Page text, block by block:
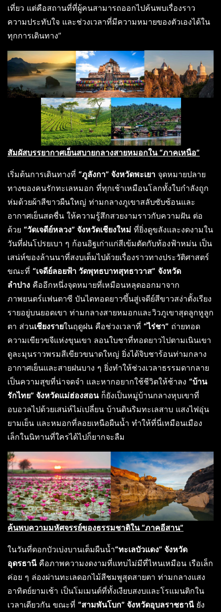
เที่ยว แต่คือสถานที่ที่ผู้คนสามารถออกไปค้นพบเรื่องราว
ความประทับใจ และช่วงเวลาที่มีความหมายของตัวเองได้ใน
ทุกการเดินทาง”
สัมผัสบรรยากาศเย็นสบายกลางสายหมอกใน “ภาคเหนือ”
เริ่มต้นการเดินทางที่ “ภูลังกา” จังหวัดพะเยา จุดหมายปลาย
ทางของคนรักทะเลหมอก ที่ทุกเช้าเหมือนโลกทั้งใบกำลังถูก
ห่มด้วยผ้าสีขาวผืนใหญ่ ท่ามกลางภูเขาสลับซับซ้อนและ
อากาศเย็นสดชื่น ให้ความรู้สึกสวยงามราวกับความฝัน ต่อ
ด้วย “วัดเจดีย์หลวง” จังหวัดเชียงใหม่ ที่ยิ่งดูขลังและงดงามใน
วันที่ฝนโปรยเบา ๆ ก้อนอิฐเก่าแก่สีเข้มตัดกับท้องฟ้าหม่น เป็น
เสน่ห์ของล้านนาที่สงบเต็มไปด้วยเรื่องราวทางประวัติศาสตร์
ขณะที่ “เจดีย์ลอยฟ้า วัดพุทธบาทสุทธาวาส” จังหวัด
ลำปาง คืออีกหนึ่งจุดหมายที่เหมือนหลุดออกมาจาก
ภาพยนตร์แฟนตาซี บันไดทอดยาวขึ้นสู่เจดีย์สีขาวสง่าตั้งเรียง
รายอยู่บนยอดเขา ท่ามกลางสายหมอกและวิวภูเขาสุดลูกหูลูก
ตา ส่วนเชียงรายในฤดูฝน คือช่วงเวลาที่ “ไร่ชา” ถ่ายทอด
ความเขียวขจีแห่งขุนเขา ลอนใบชาที่ทอดยาวไปตามเนินเขา
ดูละมุนราวพรมสีเขียวขนาดใหญ่ ยิ่งได้จิบชาร้อนท่ามกลาง
อากาศเย็นและสายฝนบาง ๆ ยิ่งทำให้ช่วงเวลาธรรมดากลาย
เป็นความสุขที่น่าจดจำ และหากอยากใช้ชีวิตให้ช้าลง “บ้าน
รักไทย” จังหวัดแม่ฮ่องสอนก็ยังเป็นหมู่บ้านกลางหุบเขาที่
อบอวลไปด้วยเสน่ห์ไม่เปลี่ยน บ้านดินริมทะเลสาบ แสงไฟอุ่น
ยามเย็น และหมอกที่ลอยเหนือผืนน้ำ ทำให้ที่นี่เหมือนเมือง
เล็กในนิทานที่ใครได้ไปก็ยากจะลืม
ค้นพบความมหัศจรรย์ของธรรมชาติใน “ภาคอีสาน”
ในวันที่ดอกบัวเบ่งบานเต็มผืนน้ำ“ทะเลบัวแดง” จังหวัด
อุดรธานีคือภาพความงดงามที่แทบไม่มีที่ไหนเหมือน เรือเล็ก
ค่อย ๆ ล่องผ่านทะเลดอกไม้สีชมพูสุดสายตา ท่ามกลางแสง
อาทิตย์ยามเช้า เป็นโมเมนต์ที่ทั้งเงียบสงบและโรแมนติกใน
เวลาเดียวกัน ขณะที่ “สามพันโบก” จังหวัดอุบลราชธานียัง